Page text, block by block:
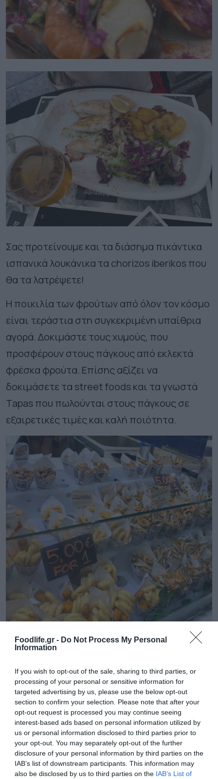
Foodlife.gr - Do Not Process My Personal
Information
If you wish to opt-out of the sale, sharing to third parties, or
processing of your personal or sensitive information for
targeted advertising by us, please use the below opt-out
section to confirm your selection. Please note that after your
opt-out request is processed you may continue seeing
interest-based ads based on personal information utilized by
us or personal information disclosed to third parties prior to
your opt-out. You may separately opt-out of the further
disclosure of your personal information by third parties on the
IAB’s list of downstream participants. This information may
also be disclosed by us to third parties on the IAB’s List of
Σας προτείνουμε και τα διάσημα πικάντικα
ισπανικά λουκάνικα τα chorizos iberikos που
θα τα λατρέψετε!
Η ποικιλία των φρούτων από όλον τον κόσμο
είναι τεράστια στη συγκεκριμένη υπαίθρια
αγορά. Δοκιμάστε τους χυμούς, που
προσφέρουν στους πάγκους από εκλεκτά
φρέσκα φρούτα. Επίσης αξίζει να
δοκιμάσετε τα street foods και τα γνωστά
Tapas που πωλούνται στους πάγκους σε
εξαιρετικές τιμές και καλή ποιότητα.